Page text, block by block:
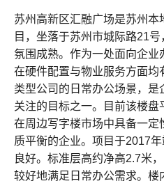
苏州高新区汇融广场是苏州
目，坐落于苏州市城际路21
氛围成熟。作为一处面向企
在硬件配置与物业服务方面均
类型公司的日常办公场景，
关注的目标之一。目前该楼盘
在周边写字楼市场中具备一定
质平衡的企业。项目于2017
良好。标准层高约净高2.7米
较好地满足日常办公需求。楼